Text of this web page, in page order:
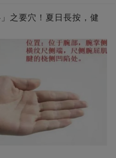
之要穴！夏日長按，健